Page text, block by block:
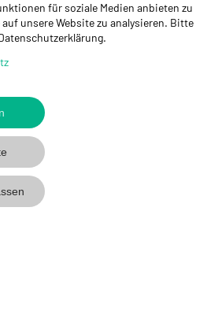
Gyso
auf
Linkedin
folgen
für soziale Medien anbieten zu
unsere Website zu analysieren. Bitte